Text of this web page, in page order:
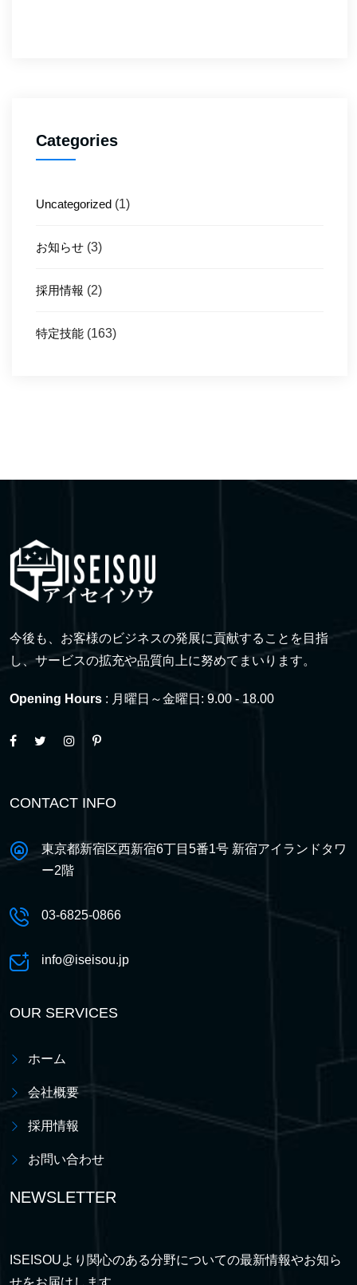
Categories
Uncategorized (1)
お知らせ (3)
採用情報 (2)
特定技能 (163)
今後も、お客様のビジネスの発展に貢献することを目指
し、サービスの拡充や品質向上に努めてまいります。
Opening Hours : 月曜日～金曜日: 9.00 - 18.00
CONTACT INFO
東京都新宿区西新宿6丁目5番1号 新宿アイランドタワ
ー2階
03-6825-0866
info@iseisou.jp
OUR SERVICES
ホーム
会社概要
採用情報
お問い合わせ
NEWSLETTER
ISEISOUより関心のある分野についての最新情報やお知ら
せをお届けします。